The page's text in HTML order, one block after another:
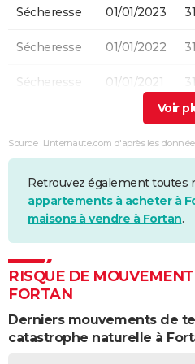
Sécheresse 01/01/2023
Sécheresse 01/01/2022
Sécheresse 01/01/2021
01/01/2020
01/01/2019
Sécheresse 01/07/2018
Sécheresse 01/07/2003
Sécheresse
Source : Linternaute.com d'après les
Retrouvez également toutes
appartements à acheter à
maisons à vendre à Fortan.
RISQUE DE
FORTAN
Derniers mouvements de
catastrophe naturelle à